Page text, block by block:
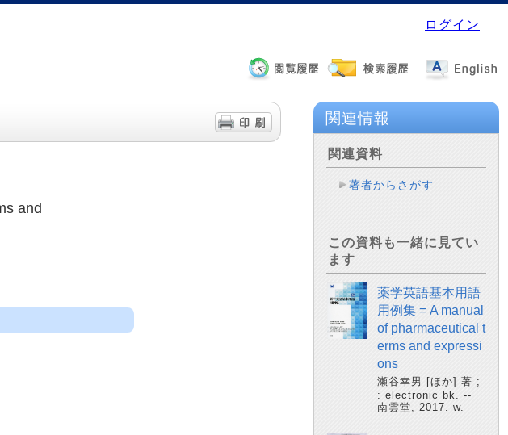
ログイン
and
関連情報
関連資料
著者からさがす
この資料も一緒に見てい
ます
薬学英語基本用語
用例集 = A manual
of pharmaceutical t
erms and expressi
ons
瀬谷幸男 [ほか] 著 ;
: electronic bk. --
南雲堂, 2017. w.